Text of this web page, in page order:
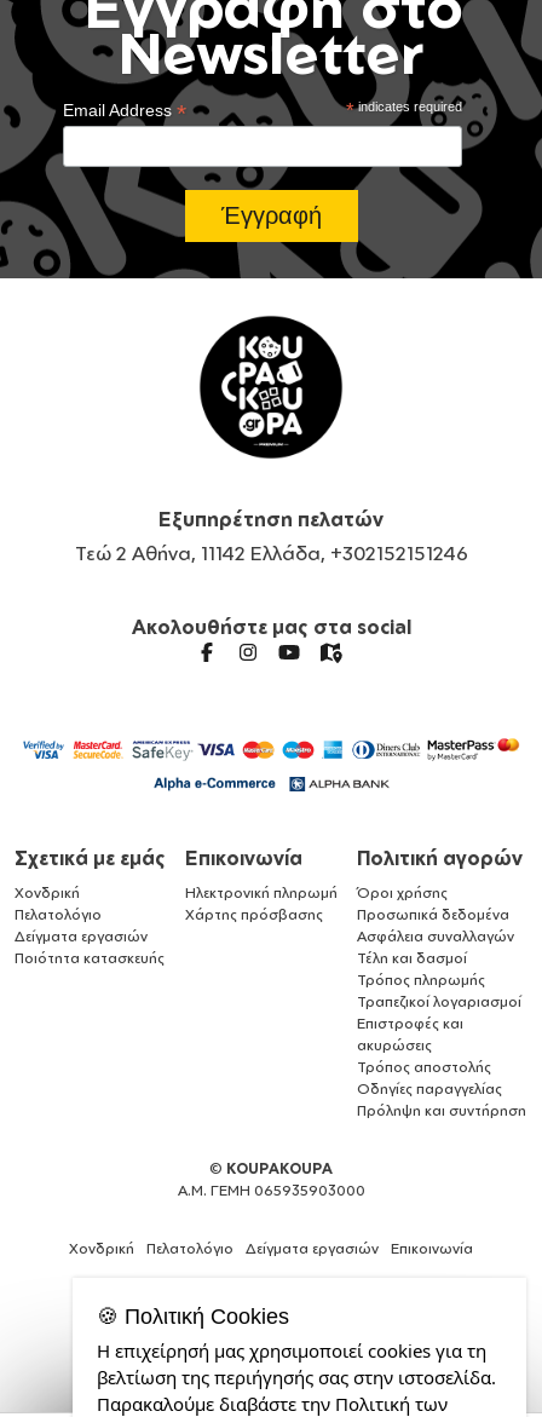
Newsletter
*indicates required
Email Address*
Εξυπηρέτηση πελατών
Τεώ 2 Αθήνα, 11142 Ελλάδα, +302152151246
Ακολουθήστε μας στα social
Σχετικά με εμάς
Χονδρική
Πελατολόγιο
Δείγματα εργασιών
Ποιότητα κατασκευής
Επικοινωνία
Ηλεκτρονική πληρωμή
Χάρτης πρόσβασης
Πολιτική αγορών
Όροι χρήσης
Προσωπικά δεδομένα
Ασφάλεια συναλλαγών
Τέλη και δασμοί
Τρόπος πληρωμής
Τραπεζικοί λογαριασμοί
Επιστροφές και
ακυρώσεις
Τρόπος αποστολής
Οδηγίες παραγγελίας
Πρόληψη και συντήρηση
© KOUPAKOUPA
Α.Μ. ΓΕΜΗ 065935903000
Χονδρική Πελατολόγιο Δείγματα εργασιών Επικοινωνία
Web
Design,
Social
🍪 Πολιτική Cookies
Η επιχείρησή μας χρησιμοποιεί cookies για τη
βελτίωση της περιήγησής σας στην ιστοσελίδα.
Παρακαλούμε διαβάστε την Πολιτική των